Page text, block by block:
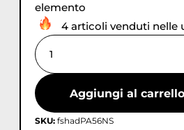
elemento
4 articoli venduti nelle
Aggiungi al carrello
SKU: fshadPA56NS